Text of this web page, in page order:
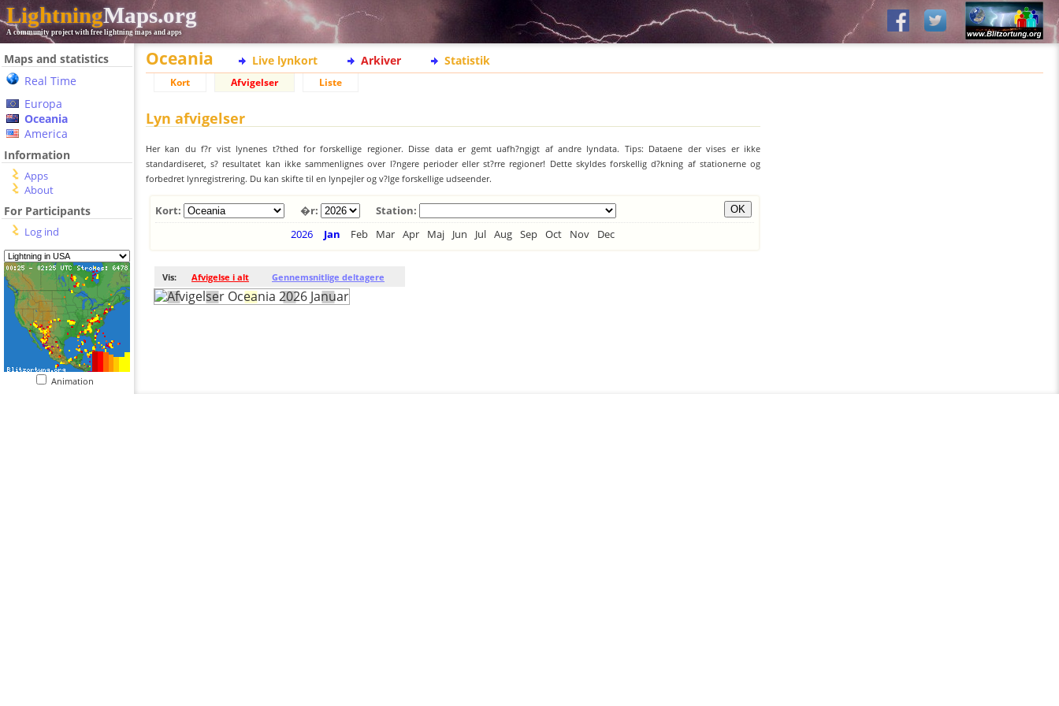
LightningMaps.org
A community project with free lightning maps and apps
Maps and statistics
Real Time
Europa
Oceania
America
Information
Apps
About
For Participants
Log ind
Animation
Oceania Live lynkort Arkiver Statistik
Kort Afvigelser Liste
Lyn afvigelser
Her kan du f?r vist lynenes t?thed for forskellige regioner. Disse data er gemt uafh?ngigt af andre lyndata. Tips: Dataene der vises er ikke
standardiseret, s? resultatet kan ikke sammenlignes over l?ngere perioder eller st?rre regioner! Dette skyldes forskellig d?kning af stationerne og
forbedret lynregistrering. Du kan skifte til en lynpejler og v?lge forskellige udseender.
Kort: �r:
Station:
2026
Jan Feb Mar Apr Maj Jun Jul Aug Sep Oct Nov Dec
Vis: Afvigelse i alt Gennemsnitlige deltagere